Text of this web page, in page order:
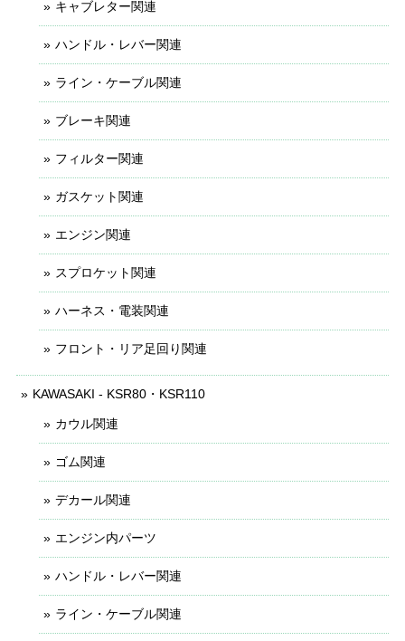
キャブレター関連
ハンドル・レバー関連
ライン・ケーブル関連
ブレーキ関連
フィルター関連
ガスケット関連
エンジン関連
スプロケット関連
ハーネス・電装関連
フロント・リア足回り関連
KAWASAKI - KSR80・KSR110
カウル関連
ゴム関連
デカール関連
エンジン内パーツ
ハンドル・レバー関連
ライン・ケーブル関連